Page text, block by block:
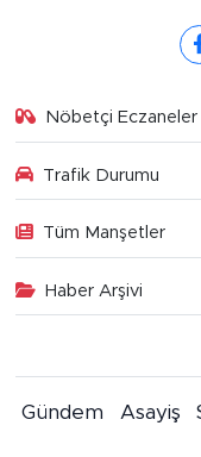
Nöbetçi Eczaneler
Trafik Durumu
Tüm Manşetler
Haber Arşivi
Gündem Asayiş